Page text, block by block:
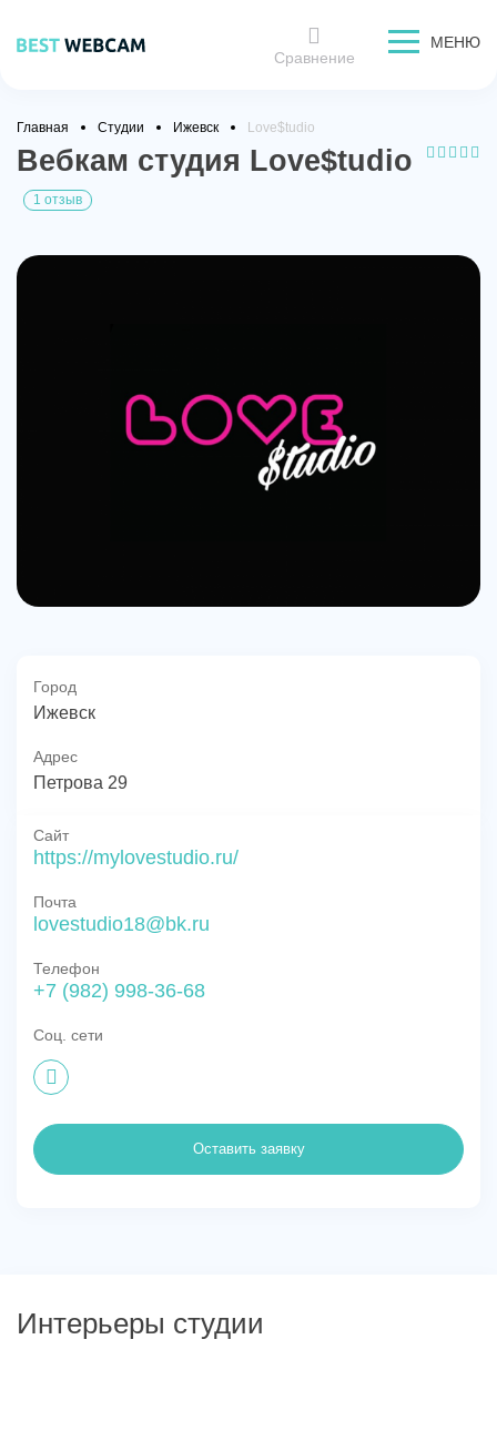
МЕНЮ
Сравнение
Главная Студии Ижевск Love$tudio
Вебкам студия Love$tudio
1 отзыв
Город
Ижевск
Адрес
Петрова 29
Сайт
https://mylovestudio.ru/
Почта
lovestudio18@bk.ru
Телефон
+7 (982) 998-36-68
Соц. сети
Оставить заявку
Интерьеры студии